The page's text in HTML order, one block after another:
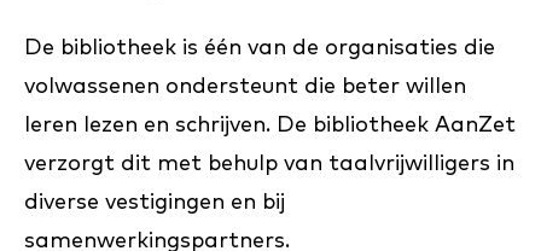
De bibliotheek is één van de organisaties die
volwassenen ondersteunt die beter willen
leren lezen en schrijven. De bibliotheek AanZet
verzorgt dit met behulp van taalvrijwilligers in
diverse vestigingen en bij
samenwerkingspartners.